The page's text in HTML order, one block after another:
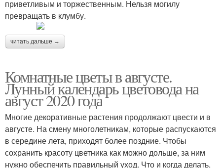
приветливым и торжественным. Нельзя могилу
превращать в клумбу.
читать дальше →
Комнатные цветы в августе.
Лунный календарь цветовода на
август 2020 года
Многие декоративные растения продолжают цвести и в
августе. На смену многолетникам, которые распускаются
в середине лета, приходят более поздние. Чтобы
сохранить красоту цветника как можно дольше, за ним
нужно обеспечить правильный уход. Что и когда делать,